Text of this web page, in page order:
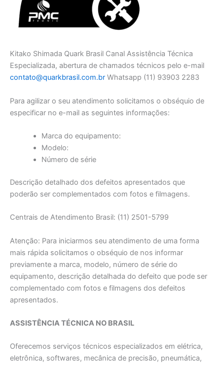
Kitako Shimada Quark Brasil Canal Assistência Técnica
Especializada, abertura de chamados técnicos pelo e-mail
contato@quarkbrasil.com.br Whatsapp (11) 93903 2283
Para agilizar o seu atendimento solicitamos o obséquio de
especificar no e-mail as seguintes informações:
Marca do equipamento:
Modelo:
Número de série
Descrição detalhado dos defeitos apresentados que
poderão ser complementados com fotos e filmagens.
Centrais de Atendimento Brasil: (11) 2501-5799
Atenção: Para iniciarmos seu atendimento de uma forma
mais rápida solicitamos o obséquio de nos informar
previamente a marca, modelo, número de série do
equipamento, descrição detalhada do defeito que pode ser
complementado com fotos e filmagens dos defeitos
apresentados.
ASSISTÊNCIA TÉCNICA NO BRASIL
Oferecemos serviços técnicos especializados em elétrica,
eletrônica, softwares, mecânica de precisão, pneumática,